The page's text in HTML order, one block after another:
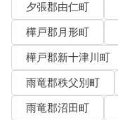
夕張郡由仁町
樺戸郡月形町
樺戸郡新十津川町
雨竜郡秩父別町
雨竜郡沼田町